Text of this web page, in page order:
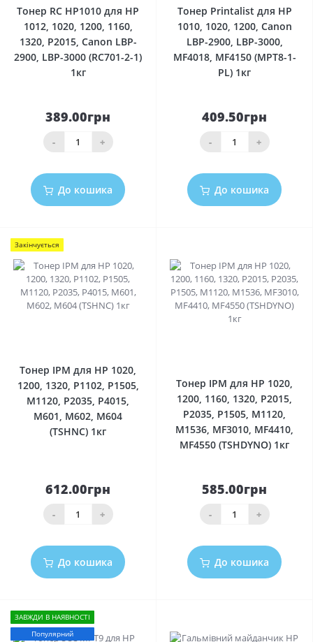
Тонер RC HP1010 для HP
1012, 1020, 1200, 1160,
1320, P2015, Canon LBP-
2900, LBP-3000 (RC701-2-1)
1кг
389.00грн
- +
До кошика
Тонер Printalist для HP
1010, 1020, 1200, Canon
LBP-2900, LBP-3000,
MF4018, MF4150 (MPT8-1-
PL) 1кг
409.50грн
- +
До кошика
Закінчується
Тонер IPM для HP 1020,
1200, 1320, P1102, P1505,
M1120, P2035, P4015,
M601, M602, M604
(TSHNC) 1кг
612.00грн
- +
До кошика
Тонер IPM для HP 1020,
1200, 1160, 1320, P2015,
P2035, P1505, M1120,
M1536, MF3010, MF4410,
MF4550 (TSHDYNO) 1кг
585.00грн
- +
До кошика
ЗАВЖДИ В НАЯВНОСТІ
Популярний